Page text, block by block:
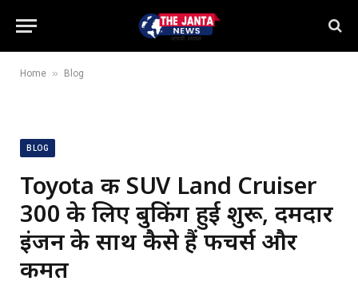
Home » Blog
BLOG
Toyota की SUV Land Cruiser
300 के लिए बुकिंग हुई शुरू, दमदार
इंजन के साथ कैसे हैं फीचर्स और
कीमत